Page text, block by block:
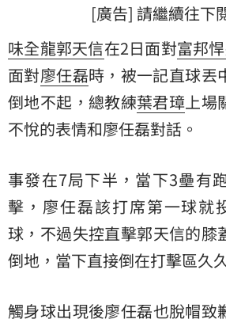
[廣告] 請繼續往下
味全龍郭天信在2日面對富邦
面對廖任磊時，被一記直球丟
倒地不起，總教練葉君璋 上
不悅的表情和廖任磊對話。
事發在7局下半，當下3壘有
擊，廖任磊該打席第一球就
球，不過失控直擊郭天信的膝
倒地，當下直接倒在打擊區久
觸身球出現後廖任磊也脫帽致